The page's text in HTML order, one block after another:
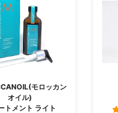
モロッカン
オイル)
トメント ライト